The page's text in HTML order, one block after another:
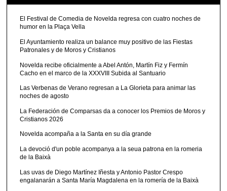
El Festival de Comedia de Novelda regresa con cuatro noches de
humor en la Plaça Vella
El Ayuntamiento realiza un balance muy positivo de las Fiestas
Patronales y de Moros y Cristianos
Novelda recibe oficialmente a Abel Antón, Martín Fiz y Fermín
Cacho en el marco de la XXXVIII Subida al Santuario
Las Verbenas de Verano regresan a La Glorieta para animar las
noches de agosto
La Federación de Comparsas da a conocer los Premios de Moros y
Cristianos 2026
Novelda acompaña a la Santa en su día grande
La devoció d'un poble acompanya a la seua patrona en la romeria
de la Baixà
Las uvas de Diego Martínez Iñesta y Antonio Pastor Crespo
engalanarán a Santa María Magdalena en la romería de la Baixà